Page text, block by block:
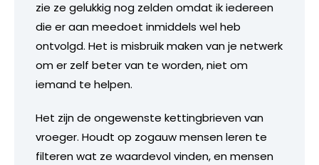
zie ze gelukkig nog zelden omdat ik iedereen
die er aan meedoet inmiddels wel heb
ontvolgd. Het is misbruik maken van je netwerk
om er zelf beter van te worden, niet om
iemand te helpen.
Het zijn de ongewenste kettingbrieven van
vroeger. Houdt op zogauw mensen leren te
filteren wat ze waardevol vinden, en mensen